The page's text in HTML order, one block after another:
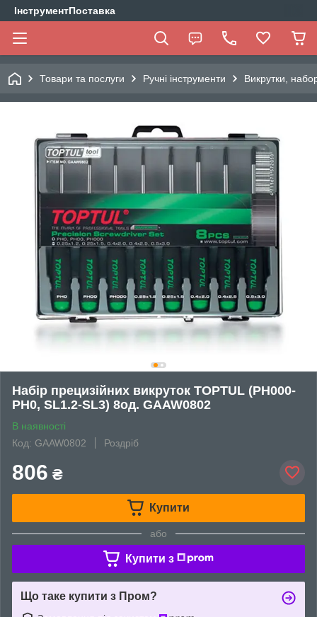
ІнструментПоставка
Товари та послуги Ручні інструменти Викрутки,
Набір прецизійних викруток TOPTUL (PH000-
PH0, SL1.2-SL3) 8од. GAAW0802
В наявності
Код: GAAW0802
Роздріб
806 ₴
Купити
або
Купити з
Що таке купити з Пром?